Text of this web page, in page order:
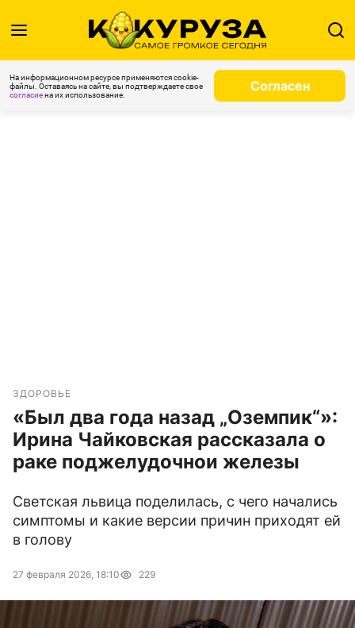
На информационном ресурсе применяются cookie-
файлы. Оставаясь на сайте, вы подтверждаете свое
согласиена их использование.
Согласен
ЗДОРОВЬЕ
«Был два года назад „Оземпик“»:
Ирина Чайковская рассказала о
раке поджелудочнои железы
Светская львица поделилась, с чего начались
симптомы и какие версии причин приходят ей
в голову
27 февраля 2026, 18:10 229